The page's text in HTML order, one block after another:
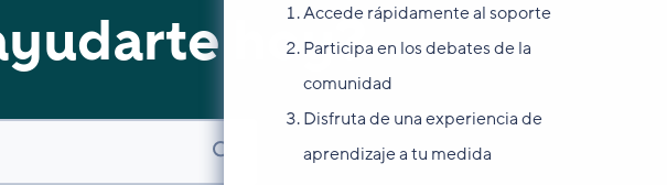
Accede rápidamente al soporte
Participa en los debates de la
comunidad
Disfruta de una experiencia de
aprendizaje a tu medida
hoy?